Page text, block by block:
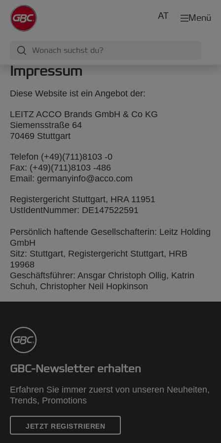
Menü
AT
Impressum
Diese Website ist ein Angebot der:
LEITZ ACCO Brands GmbH & Co KG
Siemensstraße 64
70469 Stuttgart
Telefon (+49)(711)8103 -0
Fax: (+49)(711)8103 -486
Email: germanyinfo@acco.com
Registergericht Stuttgart, HRA 11951
UstIdentNummer: DE147522591
Persönlich haftende Gesellschafterin: Leitz Holding
GmbH
Sitz: Stuttgart, Registergericht Stuttgart, HRB
19968
Geschäftsführer: Ansgar Christoph Ollig, Katrin
Schuh, Christopher Neil Hopkinson
GBC-Newsletter erhalten
Erfahren Sie immer zuerst von unseren Neuheiten,
Trends, Promotions
JETZT REGISTRIEREN